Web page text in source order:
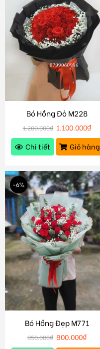
Bó Hồng Đỏ M228
1.200.000₫ 1.100.000₫
Chi tiết
Giỏ hàng
-6%
Bó Hồng Đẹp M771
850.000₫ 800.000₫